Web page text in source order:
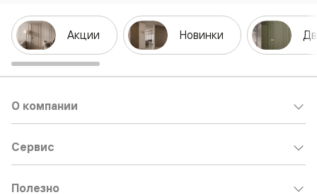
Акции Новинки
О компании
Сервис
Полезно